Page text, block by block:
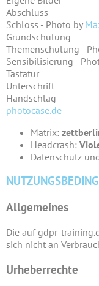
Abschluss
Schloss - Photo by
Grundschulung
Themenschulung -
Sensibilisierung -
Tastatur
Unterschrift
Handschlag
photocase.de
Matrix:
Headcrash:
Datenschutz
Allgemeines
Die auf gdpr-
sich nicht an
Urheberrechte